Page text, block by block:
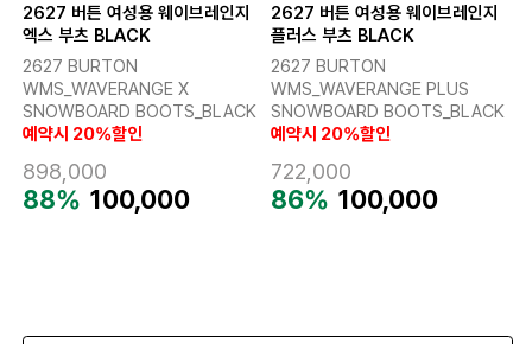
2627 버튼 여성용 웨이브레인지
엑스 부츠 BLACK
2627 BURTON
WMS_WAVERANGE X
SNOWBOARD BOOTS_BLACK
예약시 20%할인
898,000
88% 100,000
2627 버튼 여성용 웨이브레인지
플러스 부츠 BLACK
2627 BURTON
WMS_WAVERANGE PLUS
SNOWBOARD BOOTS_BLACK
예약시 20%할인
722,000
86% 100,000